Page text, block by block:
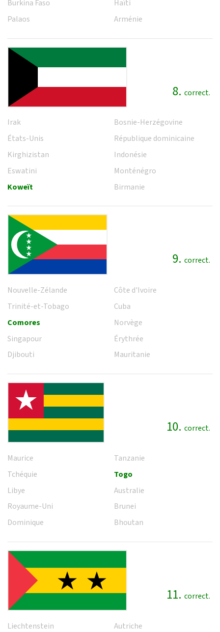
Burkina Faso
Palaos
Haïti
Arménie
8. correct.
Irak
États-Unis
Kirghizistan
Eswatini
Koweït
Bosnie-Herzégovine
République dominicaine
Indonésie
Monténégro
Birmanie
9. correct.
Nouvelle-Zélande
Trinité-et-Tobago
Comores
Singapour
Djibouti
Côte d'Ivoire
Cuba
Norvège
Érythrée
Mauritanie
10. correct.
Maurice
Tchéquie
Libye
Royaume-Uni
Dominique
Tanzanie
Togo
Australie
Brunei
Bhoutan
11. correct.
Liechtenstein
Autriche